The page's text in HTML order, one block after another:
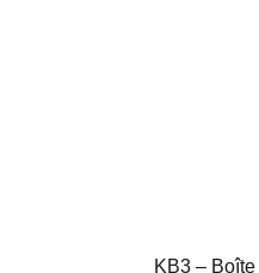
KB3 –